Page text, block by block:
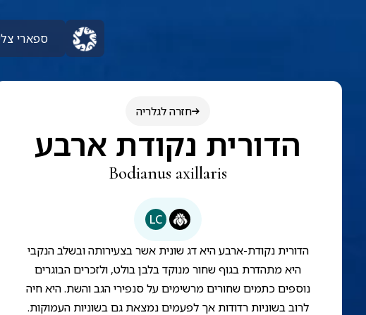
ספארי
חזרה לגלריה
הדורית נקודת ארבע
Bodianus axillaris
LC
הדורית נקודת-ארבע היא דג שונית אשר בצעירותה ובשלב הנקבי
היא מתהדרת בגוף שחור מנוקד בלבן בולט, ולזכרים הבוגרים
נוספים כתמים שחורים מרשימים על סנפירי הגב והשת. היא חיה
לרוב בשוניות רדודות אך לפעמים נמצאת גם בשוניות העמוקות.